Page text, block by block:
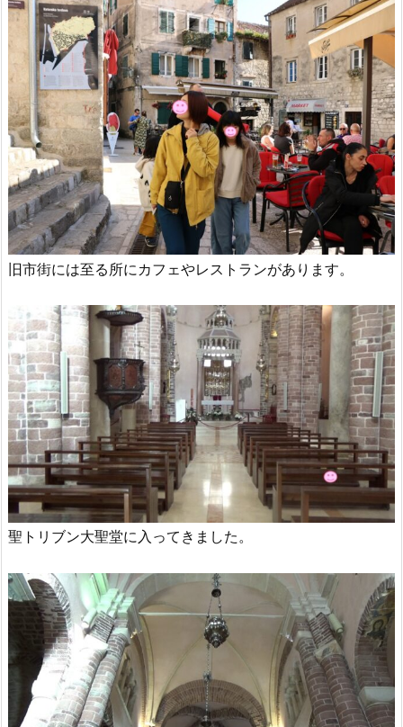
旧市街には至る所にカフェやレストランがあります。
聖トリブン大聖堂に入ってきました。